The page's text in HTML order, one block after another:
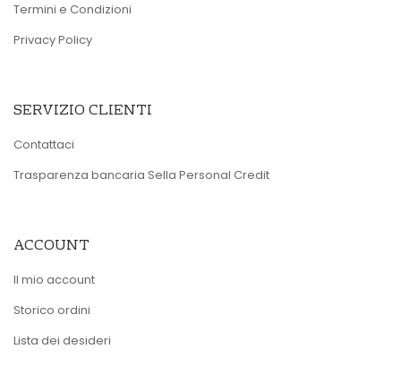
Termini e Condizioni
Privacy Policy
SERVIZIO CLIENTI
Contattaci
Trasparenza bancaria Sella Personal Credit
ACCOUNT
Il mio account
Storico ordini
Lista dei desideri